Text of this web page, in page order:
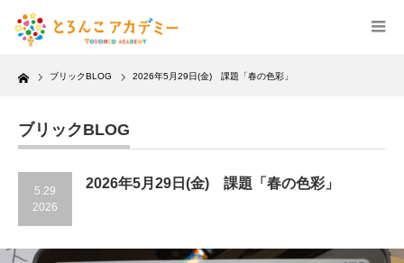
Home ブリックBLOG 2026年5月29日(金) 課題「春の色彩」
ブリックBLOG
5.29
2026
2026年5月29日(金) 課題「春の色彩」